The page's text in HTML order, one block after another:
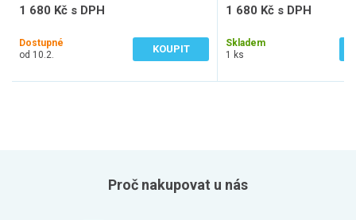
1 680 Kč s DPH
Dostupné
od 10.2.
KOUPIT
1 680 Kč s DPH
Skladem
1 ks
Proč nakupovat u nás